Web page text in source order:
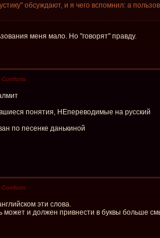
обсуждают, и я чего вспомнил: а
меня мало. Но "говорят" правду.
понятия, НЕпереводимые на русский
по песенке данькиной
эти слова.
может и должен привнести в буквы больше